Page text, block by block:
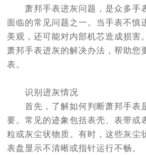
节假日正常营业！
萧邦手表进灰问题，是众多手
面临的常见问题之一。当手表不慎
美观，还可能对内部机芯造成损害
萧邦手表进灰的解决办法，帮助您
表。
识别进灰情况
首先，了解如何判断萧邦手表
要。常见的迹象包括表壳、表带或
粒或灰尘状物质。有时，这些灰尘
表盘显示不清晰或指针运行不畅。